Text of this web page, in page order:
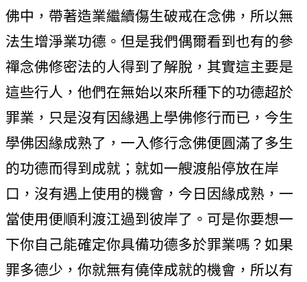
佛中，帶著造業繼續傷生破戒在念佛，所以無
法生增淨業功德。但是我們偶爾看到也有的參
禪念佛修密法的人得到了解脫，其實這主要是
這些行人，他們在無始以來所種下的功德超於
罪業，只是沒有因緣遇上學佛修行而已，今生
學佛因緣成熟了，一入修行念佛便圓滿了多生
的功德而得到成就；就如一艘渡船停放在岸
口，沒有遇上使用的機會，今日因緣成熟，一
當使用便順利渡江過到彼岸了。可是你要想一
下你自己能確定你具備功德多於罪業嗎？如果
罪多德少，你就無有僥倖成就的機會，所以有